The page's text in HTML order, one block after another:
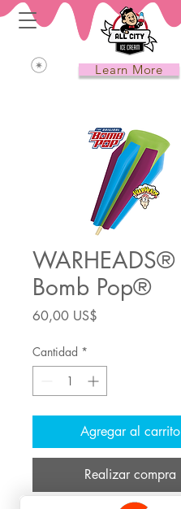
Learn More
WARHEADS®
Bomb Pop®
60,00 US$
Cantidad *
Agregar al carrito
Realizar compra